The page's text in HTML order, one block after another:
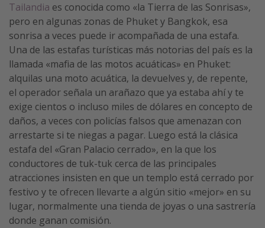
Tailandia es conocida como «la Tierra de las Sonrisas»,
pero en algunas zonas de Phuket y Bangkok, esa
sonrisa a veces puede ir acompañada de una estafa.
Una de las estafas turísticas más notorias del país es la
llamada «mafia de las motos acuáticas» en Phuket:
alquilas una moto acuática, la devuelves y, de repente,
el operador señala un arañazo que ya estaba ahí y te
exige cientos o incluso miles de dólares en concepto de
daños, a veces con policías falsos que amenazan con
arrestarte si te niegas a pagar. Luego está la clásica
estafa del «Gran Palacio cerrado», en la que los
conductores de tuk-tuk cerca de las principales
atracciones insisten en que un templo está cerrado por
festivo y te ofrecen llevarte a algún sitio «mejor» en su
lugar, normalmente una tienda de joyas o una sastrería
donde ganan comisión.